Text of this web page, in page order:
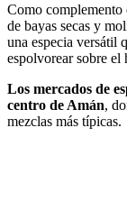
Como complemento
de bayas secas y
una especia versátil
espolvorear sobre el
Los mercados de
centro de Amán,
mezclas más típicas.